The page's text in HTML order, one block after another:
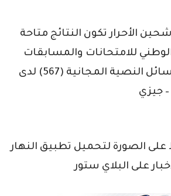
الأحرار تكون النتائج متاحة
للامتحانات والمسابقات
bac.onec.dz أو الرسائل النصية المجانية (567) لدى
جيزي
الصورة لتحميل تطبيق النهار
على البلاي ستور